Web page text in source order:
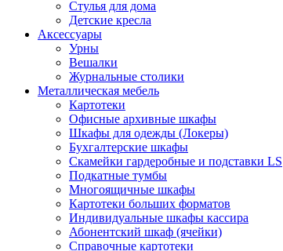
Стулья для дома
Детские кресла
Аксессуары
Урны
Вешалки
Журнальные столики
Металлическая мебель
Картотеки
Офисные архивные шкафы
Шкафы для одежды (Локеры)
Бухгалтерские шкафы
Скамейки гардеробные и подставки LS
Подкатные тумбы
Многоящичные шкафы
Картотеки больших форматов
Индивидуальные шкафы кассира
Абонентский шкаф (ячейки)
Справочные картотеки